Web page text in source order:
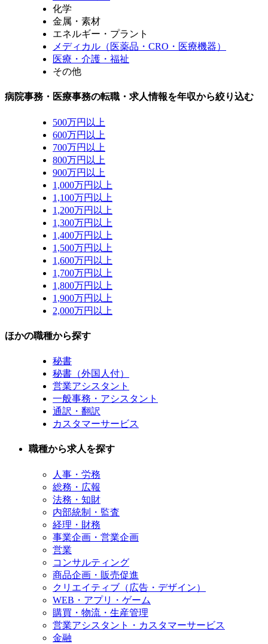
化学
金属・素材
エネルギー・プラント
メディカル（医薬品・CRO・医療機器）
医療・介護・福祉
その他
病院事務・医療事務の転職・求人情報を年収から絞り込む
500万円以上
600万円以上
700万円以上
800万円以上
900万円以上
1,000万円以上
1,100万円以上
1,200万円以上
1,300万円以上
1,400万円以上
1,500万円以上
1,600万円以上
1,700万円以上
1,800万円以上
1,900万円以上
2,000万円以上
ほかの職種から探す
秘書
秘書（外国人付）
営業アシスタント
一般事務・アシスタント
通訳・翻訳
カスタマーサービス
職種から求人を探す
人事・労務
総務・広報
法務・知財
内部統制・監査
経理・財務
事業企画・営業企画
営業
コンサルティング
商品企画・販売促進
クリエイティブ（広告・デザイン）
WEB・アプリ・ゲーム
購買・物流・生産管理
営業アシスタント・カスタマーサービス
金融